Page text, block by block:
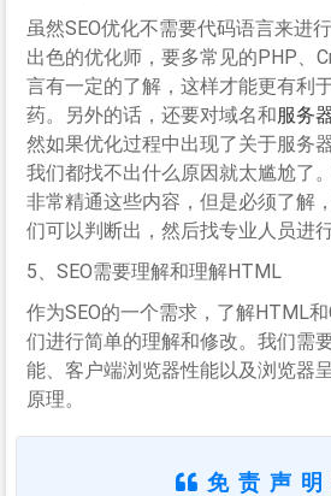
虽然SEO优化不需要代码语言来进
出色的优化师，要多常见的PHP、
言有一定的了解，这样才能更有利
药。另外的话，还要对域名和服务
然如果优化过程中出现了关于服务
我们都找不出什么原因就太尴尬了
非常精通这些内容，但是必须了解
们可以判断出，然后找专业人员进行
5、SEO需要理解和理解HTML
作为SEO的一个需求，了解HTML
们进行简单的理解和修改。我们需
能、客户端浏览器性能以及浏览器
原理。
免责声明